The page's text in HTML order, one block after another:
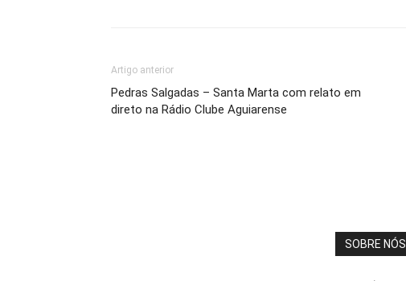
Artigo anterior
Pedras Salgadas – Santa Marta com relato em
direto na Rádio Clube Aguiarense
SOBRE NÓS